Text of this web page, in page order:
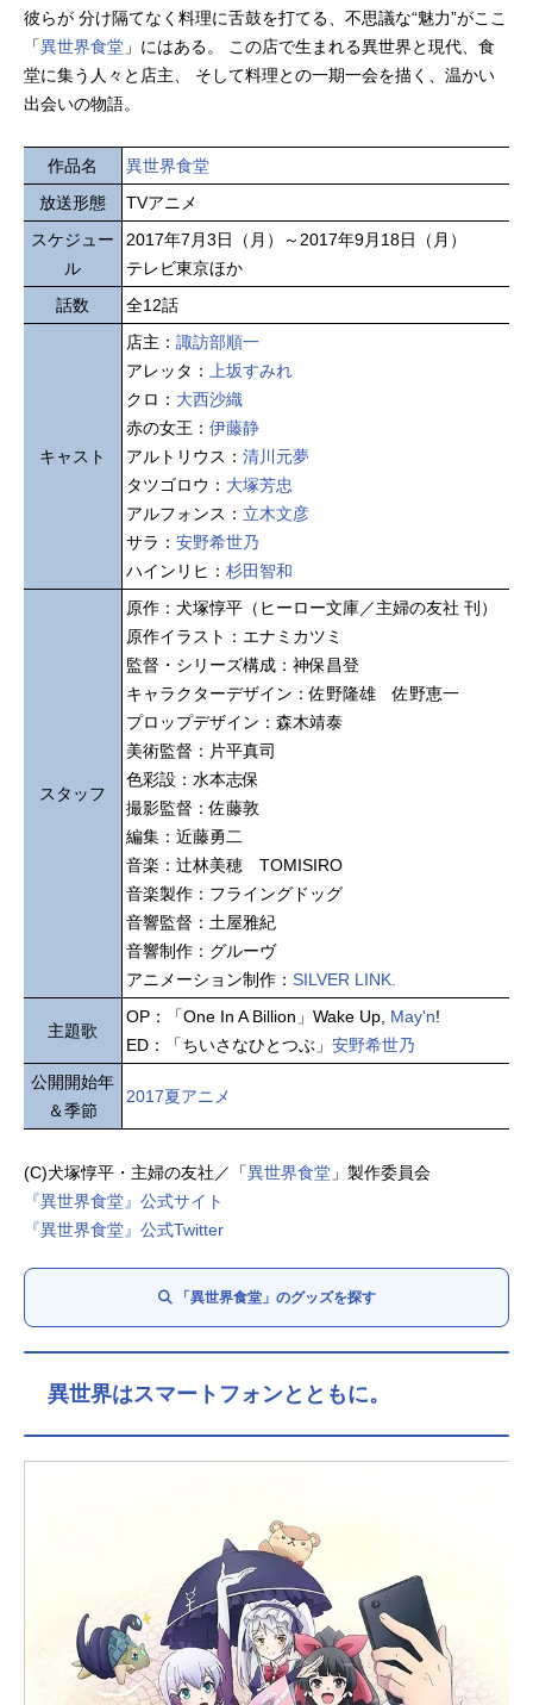
彼らが 分け隔てなく料理に舌鼓を打てる、不思議な“魅力”がここ
「異世界食堂 」にはある。 この店で生まれる異世界と現代、食
堂に集う人々と店主、 そして料理との一期一会を描く、温かい
出会いの物語。
作品名
異世界食堂
放送形態
TVアニメ
スケジュー
ル
2017年7月3日（月）～2017年9月18日（月）
テレビ東京ほか
話数
全12話
キャスト
店主： 諏訪部順一
アレッタ：
上坂すみれ
クロ： 大西沙織
赤の女王： 伊藤静
アルトリウス： 清川元夢
タツゴロウ： 大塚芳忠
アルフォンス： 立木文彦
サラ： 安野希世乃
ハインリヒ： 杉田智和
スタッフ
原作：犬塚惇平（ヒーロー文庫／主婦の友社 刊）
原作イラスト：エナミカツミ
監督・シリーズ構成：神保昌登
キャラクターデザイン：佐野隆雄 佐野恵一
プロップデザイン：森木靖泰
美術監督：片平真司
色彩設：水本志保
撮影監督：佐藤敦
編集：近藤勇二
音楽：辻林美穂 TOMISIRO
音楽製作：フライングドッグ
音響監督：土屋雅紀
音響制作：グルーヴ
アニメーション制作： SILVER LINK.
主題歌
OP：「One In A Billion」Wake Up, May'n!
ED：「ちいさなひとつぶ」 安野希世乃
公開開始年
＆季節
2017夏アニメ
(C)犬塚惇平・主婦の友社／「異世界食堂 」製作委員会
『異世界食堂』公式サイト
『異世界食堂』公式Twitter
「異世界食堂」のグッズを探す
異世界はスマートフォンとともに。